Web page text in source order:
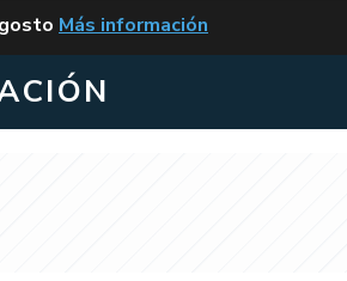
VUELVE EL CARRY TRADE DE
Más información